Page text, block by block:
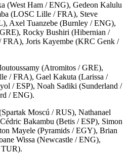
(West Ham / ENG), Gedeon Kalulu
(LOSC Lille / FRA), Steve
Axel Tuanzebe (Burnley / ENG),
Rocky Bushiri (Hibernian /
FRA), Joris Kayembe (KRC Genk /
(Atromitos / GRE),
/ FRA), Gael Kakuta (Larissa /
/ ESP), Noah Sadiki (Sunderland /
/ ENG).
Moscú / RUS), Nathanael
Bakambu (Betis / ESP), Simon
Mayele (Pyramids / EGY), Brian
Wissa (Newcastle / ENG),
TUR).